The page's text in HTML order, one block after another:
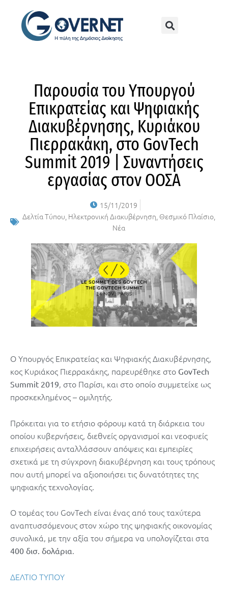
Παρουσία του Υπουργού
Επικρατείας και Ψηφιακής
Διακυβέρνησης, Κυριάκου
Πιερρακάκη, στο GovTech
Summit 2019 | Συναντήσεις
εργασίας στον ΟΟΣΑ
15/11/2019
Δελτία Τύπου Ηλεκτρονική Διακυβέρνηση Θεσμικό Πλαίσιο
Νέα
Ο Υπουργός Επικρατείας και Ψηφιακής Διακυβέρνησης,
κος Κυριάκος Πιερρακάκης, παρευρέθηκε στο GovTech
Summit 2019, στο Παρίσι, και στο οποίο συμμετείχε ως
προσκεκλημένος – ομιλητής.
Πρόκειται για το ετήσιο φόρουμ κατά τη διάρκεια του
οποίου κυβερνήσεις, διεθνείς οργανισμοί και νεοφυείς
επιχειρήσεις ανταλλάσσουν απόψεις και εμπειρίες
σχετικά με τη σύγχρονη διακυβέρνηση και τους τρόπους
που αυτή μπορεί να αξιοποιήσει τις δυνατότητες της
ψηφιακής τεχνολογίας.
Ο τομέας του GovTech είναι ένας από τους ταχύτερα
αναπτυσσόμενους στον χώρο της ψηφιακής οικονομίας
συνολικά, με την αξία του σήμερα να υπολογίζεται στα
400 δισ. δολάρια.
ΔΕΛΤΙΟ ΤΥΠΟΥ